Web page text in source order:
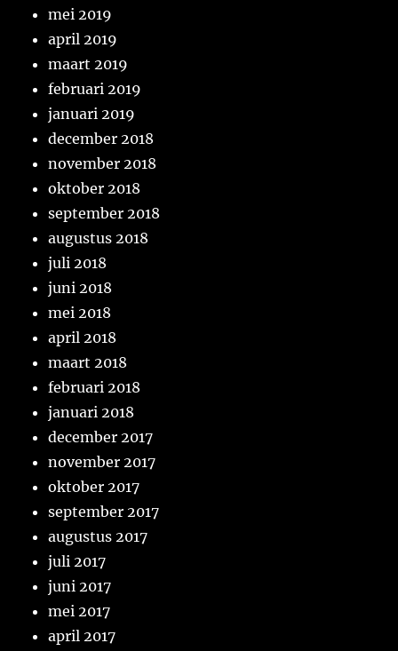
mei 2019
april 2019
maart 2019
februari 2019
januari 2019
december 2018
november 2018
oktober 2018
september 2018
augustus 2018
juli 2018
juni 2018
mei 2018
april 2018
maart 2018
februari 2018
januari 2018
december 2017
november 2017
oktober 2017
september 2017
augustus 2017
juli 2017
juni 2017
mei 2017
april 2017